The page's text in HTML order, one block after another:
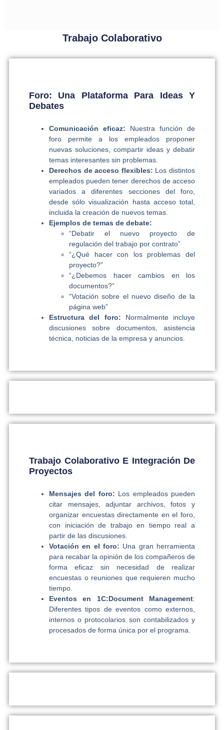
Trabajo Colaborativo
Foro: Una Plataforma Para Ideas Y
Debates
Comunicación eficaz: Nuestra función de
foro permite a los empleados proponer
nuevas soluciones, compartir ideas y debatir
temas interesantes sin problemas.
Derechos de acceso flexibles: Los distintos
empleados pueden tener derechos de acceso
variados a diferentes secciones del foro,
desde sólo visualización hasta acceso total,
incluida la creación de nuevos temas.
Ejemplos de temas de debate:
“Debatir el nuevo proyecto de
regulación del trabajo por contrato”
“¿Qué hacer con los problemas del
proyecto?”
“¿Debemos hacer cambios en los
documentos?”
“Votación sobre el nuevo diseño de la
página web”
Estructura del foro: Normalmente incluye
discusiones sobre documentos, asistencia
técnica, noticias de la empresa y anuncios.
Trabajo Colaborativo E Integración De
Proyectos
Mensajes del foro: Los empleados pueden
citar mensajes, adjuntar archivos, fotos y
organizar encuestas directamente en el foro,
con iniciación de trabajo en tiempo real a
partir de las discusiones.
Votación en el foro: Una gran herramienta
para recabar la opinión de los compañeros de
forma eficaz sin necesidad de realizar
encuestas o reuniones que requieren mucho
tiempo.
Eventos en 1C:Document Management:
Diferentes tipos de eventos como externos,
internos o protocolarios son contabilizados y
procesados de forma única por el programa.